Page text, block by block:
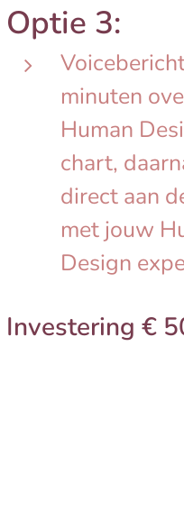
Optie 3:
minuten
Human
chart,
direct aan
met jouw
Design
Investering €